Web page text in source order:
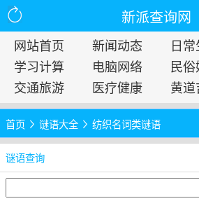
新派查询网
网站首页 新闻动态 日
学习计算
电脑网络 民俗
交通旅游
医疗健康 黄道
首页 谜语大全 纺织名词类谜语
谜语查询